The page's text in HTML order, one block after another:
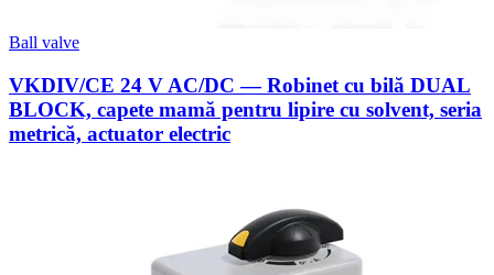
Ball valve
VKDIV/CE 24 V AC/DC — Robinet cu bilă DUAL
BLOCK, capete mamă pentru lipire cu solvent, seria
metrică, actuator electric